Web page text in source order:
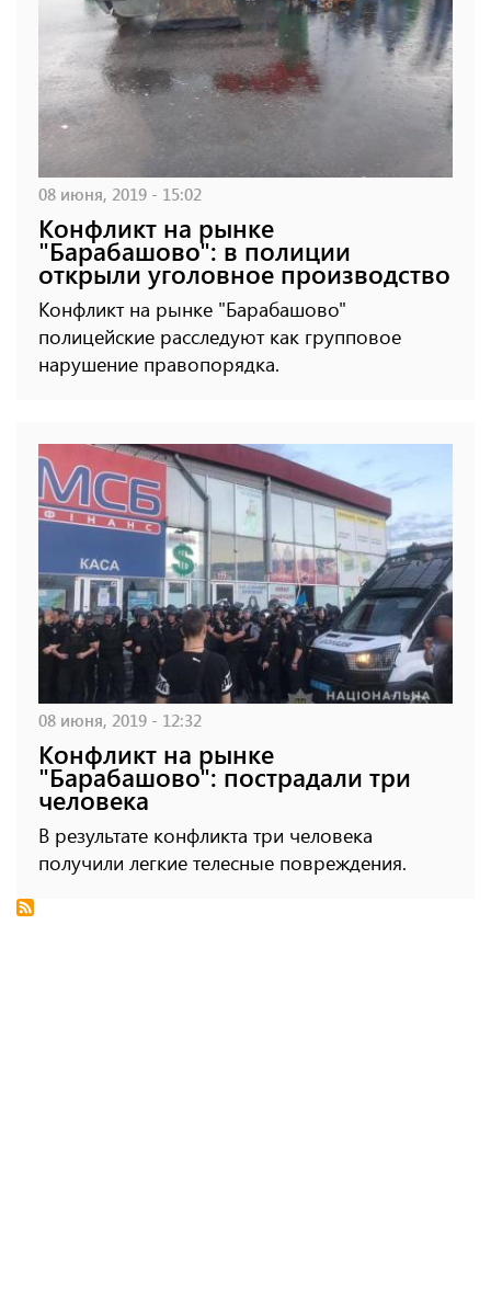
08 июня, 2019 - 15:02
Конфликт на рынке
"Барабашово": в полиции
открыли уголовное производство
Конфликт на рынке "Барабашово"
полицейские расследуют как групповое
нарушение правопорядка.
08 июня, 2019 - 12:32
Конфликт на рынке
"Барабашово": пострадали три
человека
В результате конфликта три человека
получили легкие телесные повреждения.